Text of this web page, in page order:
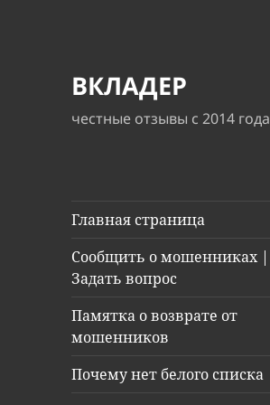
ВКЛАДЕР
честные отзывы с 2014 года
Главная страница
Сообщить о мошенниках |
Задать вопрос
Памятка о возврате от
мошенников
Почему нет белого списка